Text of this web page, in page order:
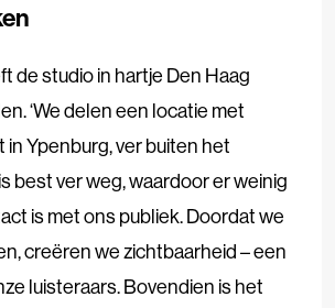
de studio in hartje Den Haag
‘We delen een locatie met
Ypenburg, ver buiten het
best ver weg, waardoor er weinig
is met ons publiek. Doordat we
creëren we zichtbaarheid – een
luisteraars. Bovendien is het